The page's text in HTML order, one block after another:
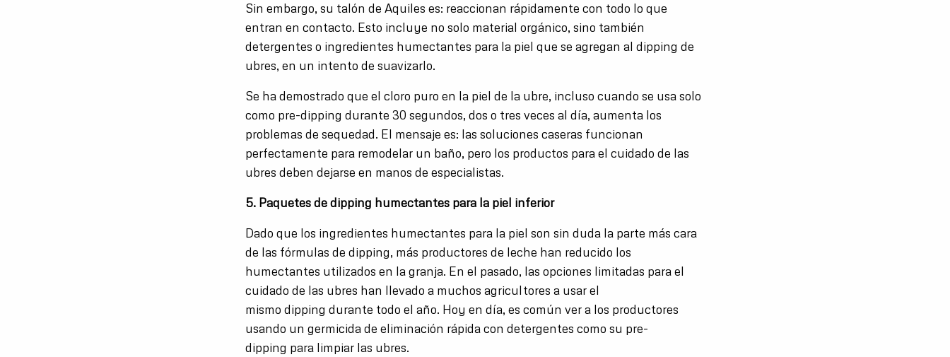
Sin embargo, su talón de Aquiles es: reaccionan rápidamente con todo lo que
entran en contacto. Esto incluye no solo material orgánico, sino también
detergentes o ingredientes humectantes para la piel que se agregan al dipping de
ubres, en un intento de suavizarlo.
Se ha demostrado que el cloro puro en la piel de la ubre, incluso cuando se usa solo
como pre-dipping durante 30 segundos, dos o tres veces al día, aumenta los
problemas de sequedad. El mensaje es: las soluciones caseras funcionan
perfectamente para remodelar un baño, pero los productos para el cuidado de las
ubres deben dejarse en manos de especialistas.
5. Paquetes de dipping humectantes para la piel inferior
Dado que los ingredientes humectantes para la piel son sin duda la parte más cara
de las fórmulas de dipping, más productores de leche han reducido los
humectantes utilizados en la granja. En el pasado, las opciones limitadas para el
cuidado de las ubres han llevado a muchos agricultores a usar el
mismo dipping durante todo el año. Hoy en día, es común ver a los productores
usando un germicida de eliminación rápida con detergentes como su pre-
dipping para limpiar las ubres.